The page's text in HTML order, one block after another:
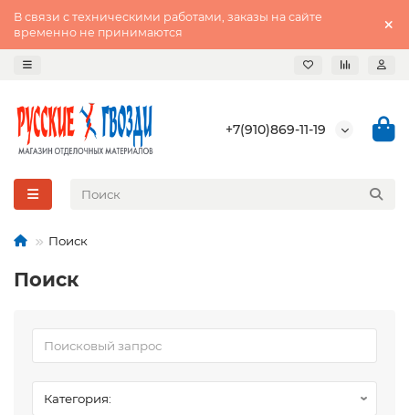
В связи с техническими работами, заказы на сайте
временно не принимаются
+7(910)869-11-19
Поиск
Поиск